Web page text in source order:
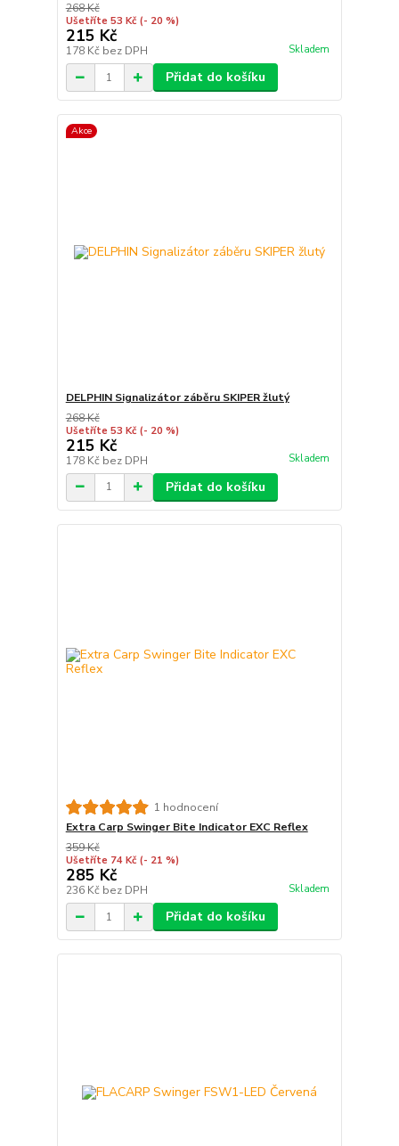
268 Kč
Ušetříte 53 Kč (- 20 %)
215 Kč
178 Kč bez DPH Skladem
Přidat do košíku
Akce
DELPHIN Signalizátor záběru SKIPER žlutý
268 Kč
Ušetříte 53 Kč (- 20 %)
215 Kč
178 Kč bez DPH Skladem
Přidat do košíku
1 hodnocení
Extra Carp Swinger Bite Indicator EXC Reflex
359 Kč
Ušetříte 74 Kč (- 21 %)
285 Kč
236 Kč bez DPH Skladem
Přidat do košíku